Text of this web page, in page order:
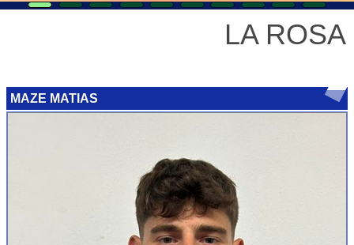
LA ROSA
MAZE MATIAS